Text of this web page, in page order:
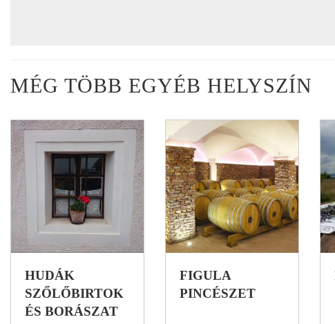
MÉG TÖBB EGYÉB HELYSZÍN
HUDÁK
SZŐLŐBIRTOK
ÉS BORÁSZAT
FIGULA
PINCÉSZET